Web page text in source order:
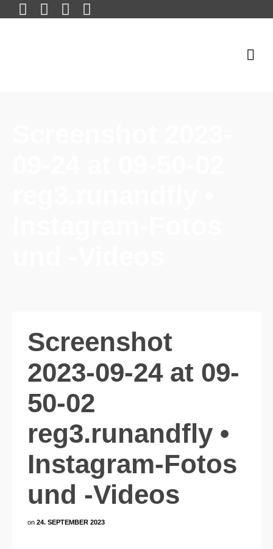
Screenshot
2023-09-24 at 09-
50-02
reg3.runandfly •
Instagram-Fotos
und -Videos
on 24. SEPTEMBER 2023